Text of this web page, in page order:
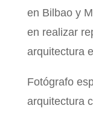
en Bilbao y
en realizar
arquitectura
Fotógrafo
arquitectura